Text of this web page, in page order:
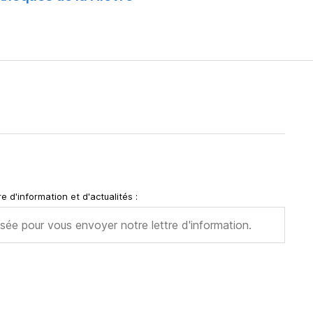
d'information et d'actualités :